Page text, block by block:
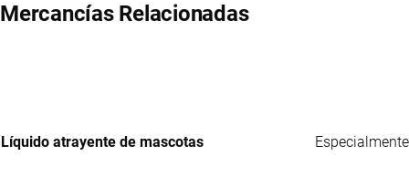
Mercancías Relacionadas
Líquido atrayente de mascotas